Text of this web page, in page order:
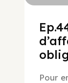
Pour